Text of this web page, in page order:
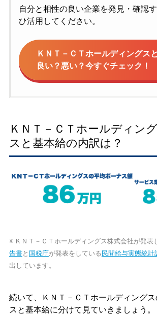
自分と相性の良い企業を発見・確認
ひ活用してください。
ＫＮＴ－ＣＴホールディングス
良い？悪い？今すぐチェック！
ＫＮＴ－ＣＴホールディン
スと基本給の内訳は？
※ ＫＮＴ－ＣＴホールディングス株式会社が発表
告書と 国税庁が発表をしている 民間給与実態統計
出しています。
続いて、ＫＮＴ－ＣＴホールディング
スと基本給に分けて見ていきましょう。